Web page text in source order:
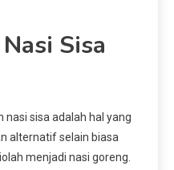
Sisa
nasi sisa adalah hal yang
alternatif selain biasa
menjadi nasi goreng.